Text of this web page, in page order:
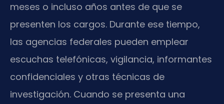
meses o incluso años antes de que se
presenten los cargos. Durante ese tiempo,
las agencias federales pueden emplear
escuchas telefónicas, vigilancia, informantes
confidenciales y otras técnicas de
investigación. Cuando se presenta una